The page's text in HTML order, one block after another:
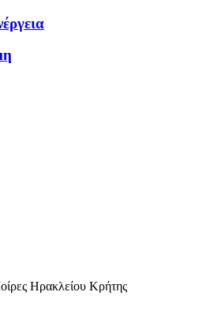
Ηρακλείου Κρήτης